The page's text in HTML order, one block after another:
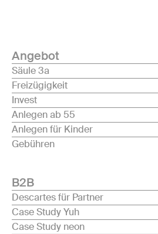
Angebot
Säule 3a
Freizügigkeit
Invest
Anlegen ab 55
Anlegen für Kinder
Gebühren
B2B
Descartes für Partner
Case Study Yuh
Case Study neon